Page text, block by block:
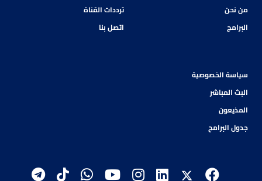
من نحن
البرامج
ترددات القناة
اتصل بنا
سياسة الخصوصية
البث المباشر
المذيعون
جدول البرامج